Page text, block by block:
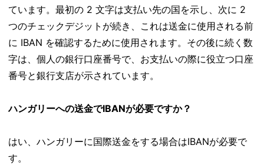
ています。最初の 2 文字は支払い先の国を示し、次に 2
つのチェックデジットが続き、これは送金に使用される前
に IBAN を確認するために使用されます。その後に続く数
字は、個人の銀行口座番号で、お支払いの際に役立つ口座
番号と銀行支店が示されています。
ハンガリーへの送金でIBANが必要ですか？
はい、ハンガリーに国際送金をする場合はIBANが必要で
す。